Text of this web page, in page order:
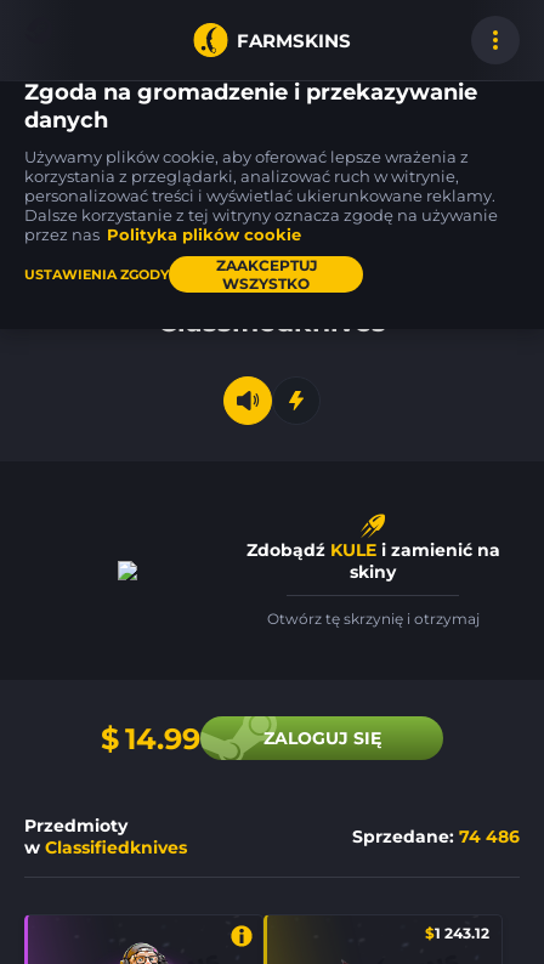
FARMSKINS
1
SG 553
Danger Close STWW 1
Nova
Windblown ST FT
SG 553
Danger Close
Classifiedknives
Zdobądź KULEi zamienić na
skiny
Otwórz tę skrzynię i otrzymaj
$14.99 ZALOGUJ SIĘ
Przedmioty
w Classifiedknives Sprzedane: 74 486
$1 243.12
Zgoda na gromadzenie i przekazywanie
danych
Używamy plików cookie, aby oferować lepsze wrażenia z
korzystania z przeglądarki, analizować ruch w witrynie,
personalizować treści i wyświetlać ukierunkowane reklamy.
Dalsze korzystanie z tej witryny oznacza zgodę na używanie
przez nas Polityka plików cookie
USTAWIENIA ZGODY
ZAAKCEPTUJ
WSZYSTKO